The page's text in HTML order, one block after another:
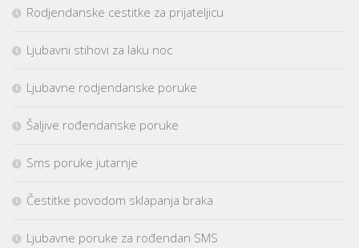
Rodjendanske cestitke za prijateljicu
Ljubavni stihovi za laku noc
Ljubavne rodjendanske poruke
Šaljive rođendanske poruke
Sms poruke jutarnje
Čestitke povodom sklapanja braka
Ljubavne poruke za rođendan SMS